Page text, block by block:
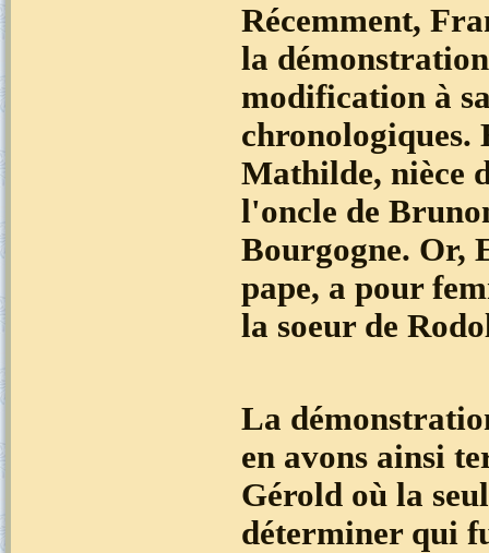
Récemment,
la
modification à
chronologiques.
Mathilde, nièce
l'oncle de
Bourgogne. Or,
pape, a pour
la soeur de
La
en avons ainsi
Gérold où la
déterminer qui